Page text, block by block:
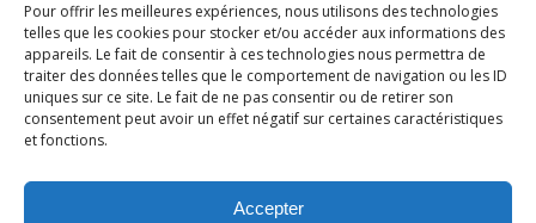
Pour offrir les meilleures expériences, nous utilisons des technologies
telles que les cookies pour stocker et/ou accéder aux informations des
appareils. Le fait de consentir à ces technologies nous permettra de
traiter des données telles que le comportement de navigation ou les ID
uniques sur ce site. Le fait de ne pas consentir ou de retirer son
consentement peut avoir un effet négatif sur certaines caractéristiques
et fonctions.
Accepter